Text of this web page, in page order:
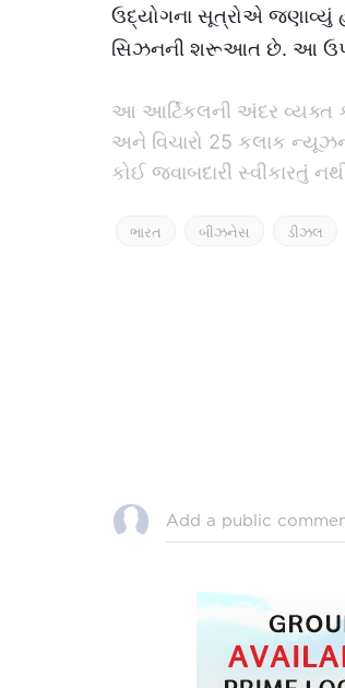
ઉદ્યોગના સૂત્રોએ જણાવ્યું
સિઝનની શરૂઆત છે. આ
આ આર્ટિકલની અંદર વ્યક્ત
અને વિચારો 25 કલાક
કોઈ જવાબદારી સ્વીકારતું
ભારત બીઝનેસ ડીઝલ